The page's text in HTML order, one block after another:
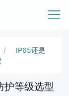
IP65还是
护等级选型